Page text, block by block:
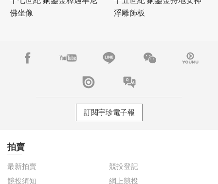
佛坐像
浮雕飾板
訂閱宇珍電子報
拍賣
最新拍賣
競投登記
競投須知
網上競投